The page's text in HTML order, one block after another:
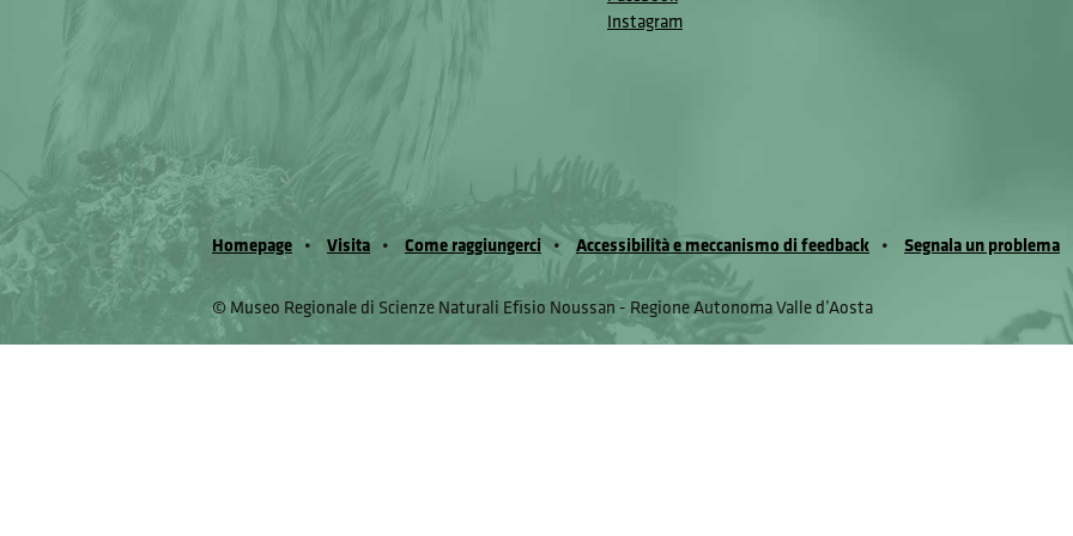
Instagram
Homepage Visita Come raggiungerci Accessibilità e meccanismo di feedback Segnala un problema
© Museo Regionale di Scienze Naturali Eﬁsio Noussan - Regione Autonoma Valle d’Aosta